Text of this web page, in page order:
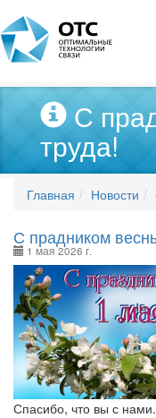
С
труда!
Главная Новости
С прадником
1 мая 2026 г.
Спасибо, что вы с нами.